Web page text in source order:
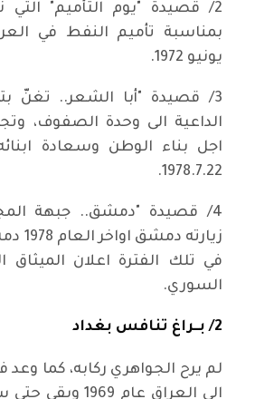
2/ قصيدة "يوم التأميم" التي
بمناسبة تأميم النفط في
يونيو 1972.
3/ قصيدة "أبا الشعر.. تغنّ
الداعية الى وحدة الصفوف،
اجل بناء الوطن وسعادة
1978.7.22.
4/ قصيدة "دمشق.. جبهة
في تلك الفترة اعلان الميثاق
السوري.
2/ بــراغ تنافس بغداد
لم يرح الجواهري ركابه، كما
الى العراق عام